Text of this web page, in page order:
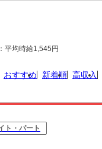
平均時給1,545円
おすすめ 新着順 高収入
ト・パート